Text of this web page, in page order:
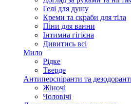
Гелі для душу
Креми та скраби для тіла
Піни для ванни
Інтимна гігієна
Дивитись всі
Мило
Рідке
Тверде
Антиперспіранти та
Жіночі
Чоловічі